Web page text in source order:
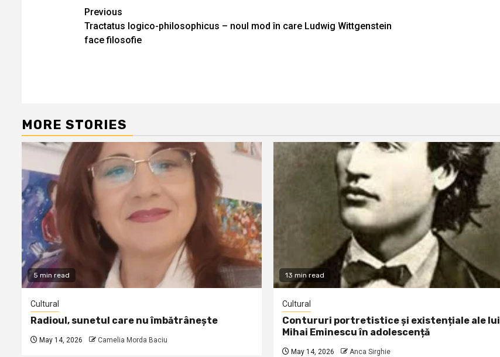
Continue
Reading
Previous
Tractatus logico-philosophicus – noul mod în care Ludwig Wittgenstein
face filosofie
MORE STORIES
5 min read
Cultural
Radioul, sunetul care nu îmbătrânește
May 14, 2026 Camelia Morda Baciu
13 min read
Cultural
Contururi portretistice și existențiale ale lui
Mihai Eminescu în adolescență
May 14, 2026 Anca Sirghie